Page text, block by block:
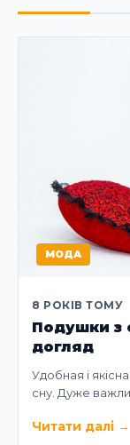
МОДА
8 РОКІВ ТОМУ
Подушки з
догляд
Удобная і
сну. Дуже
Читати далі →